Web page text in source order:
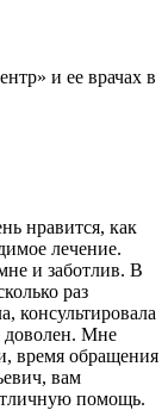
и ее врачах в
нравится, как
лечение.
и заботлив. В
раз
консультировала
доволен. Мне
время обращения
вам
помощь.